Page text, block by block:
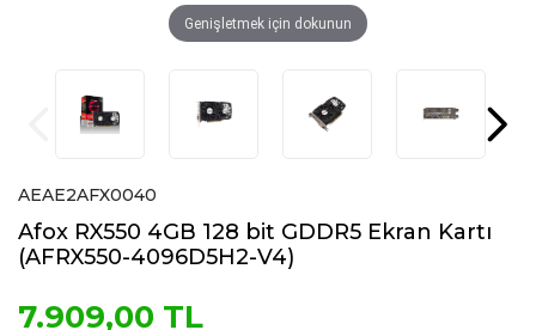
Genişletmek için dokunun
AEAE2AFX0040
Afox RX550 4GB 128 bit GDDR5 Ekran Kartı
(AFRX550-4096D5H2-V4)
7.909,00 TL